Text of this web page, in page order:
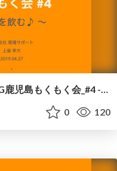
20190427_JAWS-UG鹿児島もくもく会_#4 - 進行
0 120